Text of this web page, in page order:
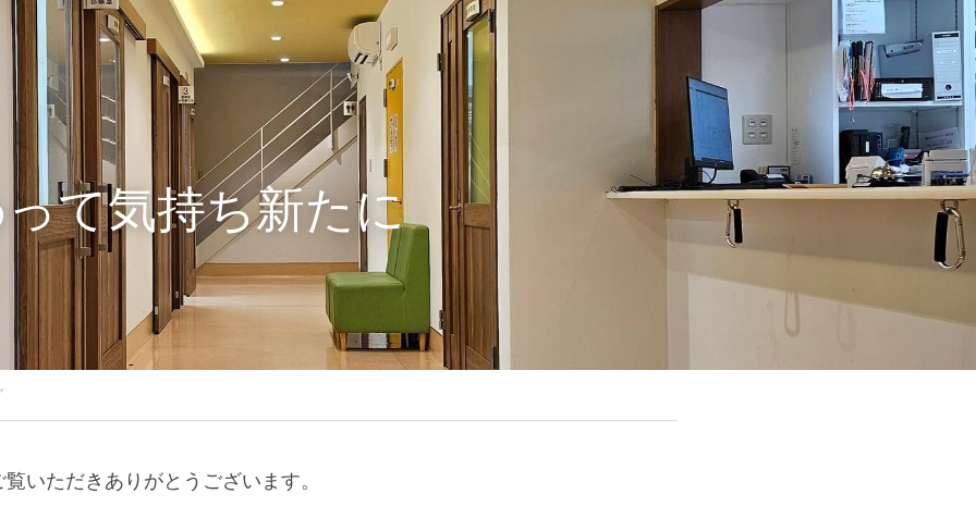
て気持ち新たに
いただきありがとうございます。